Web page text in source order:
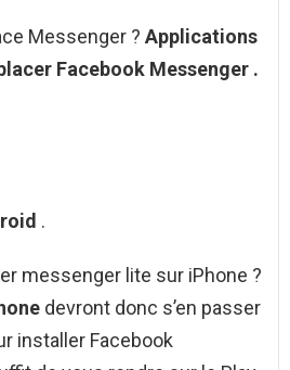
Messenger ? Applications
Facebook Messenger .
.
messenger lite sur iPhone ?
devront donc s’en passer
installer Facebook